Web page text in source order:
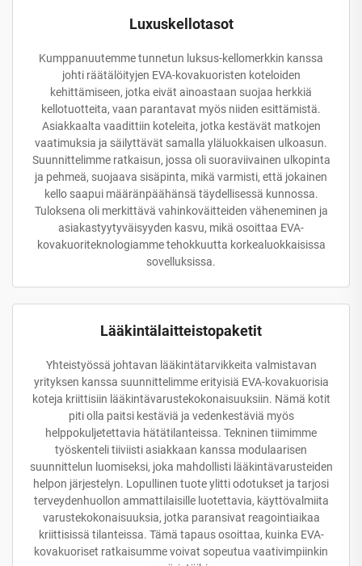
Luxuskellotasot
Kumppanuutemme tunnetun luksus-kellomerkkin kanssa
johti räätälöityjen EVA-kovakuoristen koteloiden
kehittämiseen, jotka eivät ainoastaan suojaa herkkiä
kellotuotteita, vaan parantavat myös niiden esittämistä.
Asiakkaalta vaadittiin koteleita, jotka kestävät matkojen
vaatimuksia ja säilyttävät samalla yläluokkaisen ulkoasun.
Suunnittelimme ratkaisun, jossa oli suoraviivainen ulkopinta
ja pehmeä, suojaava sisäpinta, mikä varmisti, että jokainen
kello saapui määränpäähänsä täydellisessä kunnossa.
Tuloksena oli merkittävä vahinkoväitteiden väheneminen ja
asiakastyytyväisyyden kasvu, mikä osoittaa EVA-
kovakuoriteknologiamme tehokkuutta korkealuokkaisissa
sovelluksissa.
Lääkintälaitteistopaketit
Yhteistyössä johtavan lääkintätarvikkeita valmistavan
yrityksen kanssa suunnittelimme erityisiä EVA-kovakuorisia
koteja kriittisiin lääkintävarustekokonaisuuksiin. Nämä kotit
piti olla paitsi kestäviä ja vedenkestäviä myös
helppokuljetettavia hätätilanteissa. Tekninen tiimimme
työskenteli tiiviisti asiakkaan kanssa modulaarisen
suunnittelun luomiseksi, joka mahdollisti lääkintävarusteiden
helpon järjestelyn. Lopullinen tuote ylitti odotukset ja tarjosi
terveydenhuollon ammattilaisille luotettavia, käyttövalmiita
varustekokonaisuuksia, jotka paransivat reagointiaikaa
kriittisissä tilanteissa. Tämä tapaus osoittaa, kuinka EVA-
kovakuoriset ratkaisumme voivat sopeutua vaativimpiinkin